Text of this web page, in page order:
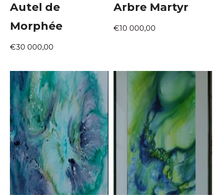
Autel de
Morphée
€30 000,00
Arbre Martyr
€10 000,00